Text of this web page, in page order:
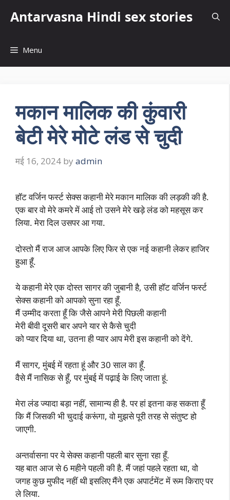
Antarvasna Hindi sex stories
Menu
मकान मालिक की कुंवारी
बेटी मेरे मोटे लंड से चुदी
मई 16, 2024 by admin
हॉट वर्जिन फर्स्ट सेक्स कहानी मेरे मकान मालिक की लड़की की है.
एक बार वो मेरे कमरे में आई तो उसने मेरे खड़े लंड को महसूस कर
लिया. मेरा दिल उसपर आ गया.
दोस्तो मैं राज आज आपके लिए फिर से एक नई कहानी लेकर हाजिर
हुआ हूँ.
ये कहानी मेरे एक दोस्त सागर की जुबानी है, उसी हॉट वर्जिन फर्स्ट
सेक्स कहानी को आपको सुना रहा हूँ.
मैं उम्मीद करता हूँ कि जैसे आपने मेरी पिछली कहानी
मेरी बीवी दूसरी बार अपने यार से कैसे चुदी
को प्यार दिया था, उतना ही प्यार आप मेरी इस कहानी को देंगे.
मैं सागर, मुंबई में रहता हूं और 30 साल का हूँ.
वैसे मैं नासिक से हूँ, पर मुंबई में पढ़ाई के लिए जाता हूं.
मेरा लंड ज्यादा बड़ा नहीं, सामान्य ही है. पर हां इतना कह सकता हूँ
कि मैं जिसकी भी चुदाई करूंगा, वो मुझसे पूरी तरह से संतुष्ट हो
जाएगी.
अन्तर्वासना पर ये सेक्स कहानी पहली बार सुना रहा हूँ.
यह बात आज से 6 महीने पहली की है. मैं जहां पहले रहता था, वो
जगह कुछ मुफीद नहीं थी इसलिए मैंने एक अपार्टमेंट में रूम किराए पर
ले लिया.